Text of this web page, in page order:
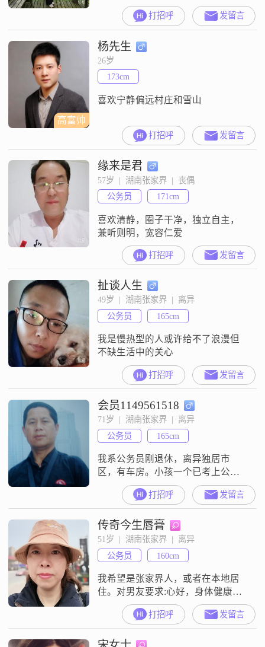
歌，学习##3002##善于沟通，老少
和三班的人##3002##
打招呼 发留言
高富帅
杨先生
26岁
173cm
喜欢宁静偏远村庄和雪山
打招呼 发留言
缘来是君
57岁  |  湖南张家界  |  丧偶
公务员
171cm
喜欢清静，圈子干净，独立自主，
兼听则明，宽容仁爱
打招呼 发留言
扯谈人生
49岁  |  湖南张家界  |  离异
公务员
165cm
我是慢热型的人或许给不了浪漫但
不缺生活中的关心
打招呼 发留言
会员1149561518
71岁  |  湖南张家界  |  离异
公务员
165cm
我系公务员刚退休，离异独居市
区，有车房。小孩一个已考上公务
员并成家生孩。我无任何负担。父
母已故。我希望找个能互相知心知
己和体贴的鸳鸯伴侣。
打招呼 发留言
传奇今生唇膏
51岁  |  湖南张家界  |  离异
公务员
160cm
我希望是张家界人，或者在本地居
住。对男友要求:心好，身体健康，
收入稳定。补充一点：本人不善厨
打招呼 发留言